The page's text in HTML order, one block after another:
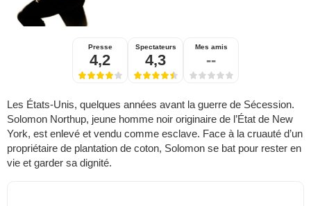
Presse
4,2
Spectateurs
4,3
Mes amis
--
Les États-Unis, quelques années avant la guerre de Sécession.
Solomon Northup, jeune homme noir originaire de l’État de New
York, est enlevé et vendu comme esclave. Face à la cruauté d’un
propriétaire de plantation de coton, Solomon se bat pour rester en
vie et garder sa dignité.